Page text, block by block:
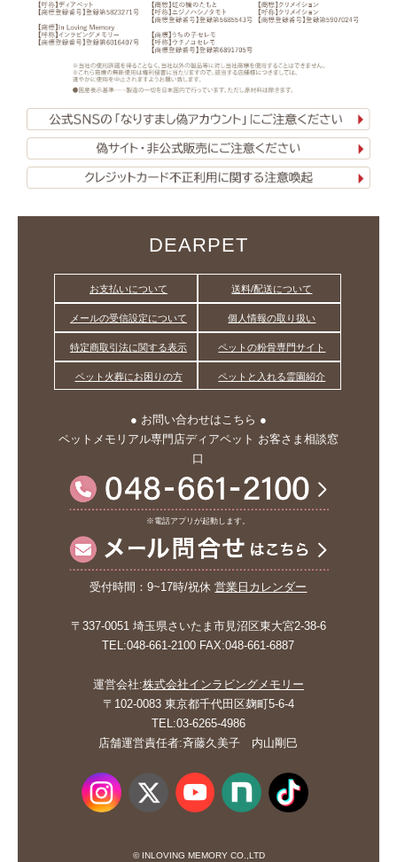
DEARPET
お支払いについて 送料/配送について
メールの受信設定について 個人情報の取り扱い
特定商取引法に関する表示 ペットの粉骨専門サイト
ペット火葬にお困りの方 ペットと入れる霊園紹介
● お問い合わせはこちら ●
ペットメモリアル専門店ディアペット お客さま相談窓
口
※電話アプリが起動します。
受付時間：9~17時/祝休営業日カレンダー
〒337-0051 埼玉県さいたま市見沼区東大宮2-38-6
TEL:048-661-2100 FAX:048-661-6887
運営会社:株式会社インラビングメモリー
〒102-0083 東京都千代田区麹町5-6-4
TEL:03-6265-4986
店舗運営責任者:斉藤久美子 内山剛巳
© INLOVING MEMORY CO.,LTD